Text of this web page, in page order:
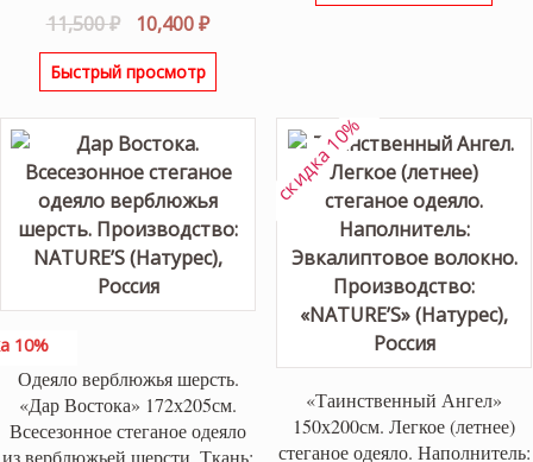
11,500₽
Первоначальная
цена
составляла
10,400₽Текущая
цена:
Быстрый просмотр
10%
Одеяло верблюжья шерсть.
«Дар Востока» 172х205см.
Всесезонное стеганое одеяло
из верблюжьей шерсти. Ткань:
«Таинственный Ангел»
150х200см. Легкое (летнее)
стеганое одеяло. Наполнитель:
скидка 10%